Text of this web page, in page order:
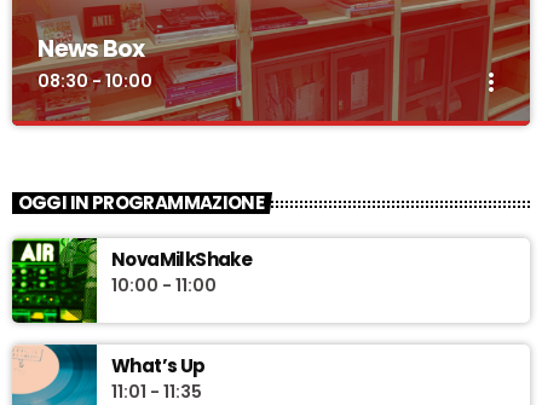
News Box
08:30 - 10:00 more_vert
redazione giornalistica di Novaradio
"News Box" uno sguardo quotidiano sull'attualità con
approfondimenti e interviste a cura della redazione giornalistica
di Novaradio. In conduzione Riccardo Pinzauti.
OGGI IN PROGRAMMAZIONE
NovaMilkShake
10:00 - 11:00
What’s Up
11:01 - 11:35